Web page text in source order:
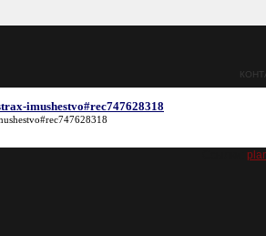
imushestvo#rec747628318